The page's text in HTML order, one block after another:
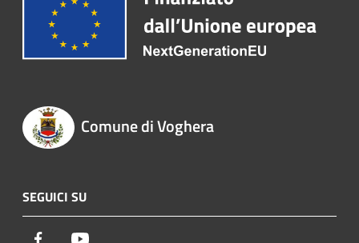
Comune di Voghera
SEGUICI SU
Facebook